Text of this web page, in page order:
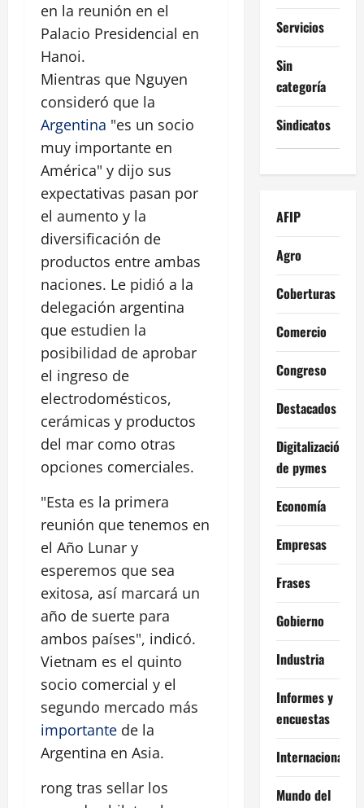
en la reunión en el
Palacio Presidencial en
Hanoi.
Mientras que Nguyen
consideró que la
Argentina "es un socio
muy importante en
América" y dijo sus
expectativas pasan por
el aumento y la
diversificación de
productos entre ambas
naciones. Le pidió a la
delegación argentina
que estudien la
posibilidad de aprobar
el ingreso de
electrodomésticos,
cerámicas y productos
del mar como otras
opciones comerciales.
"Esta es la primera
reunión que tenemos en
el Año Lunar y
esperemos que sea
exitosa, así marcará un
año de suerte para
ambos países", indicó.
Vietnam es el quinto
socio comercial y el
segundo mercado más
importante de la
Argentina en Asia.
rong tras sellar los
Servicios
Sin
categoría
Sindicatos
AFIP
Agro
Coberturas
Comercio
Congreso
Destacados
Digitalización
de pymes
Economía
Empresas
Frases
Gobierno
Industria
Informes y
encuestas
Internacional
Mundo del